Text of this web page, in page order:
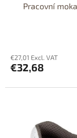
Pracovní
€27,01 Excl. VAT
€32,68